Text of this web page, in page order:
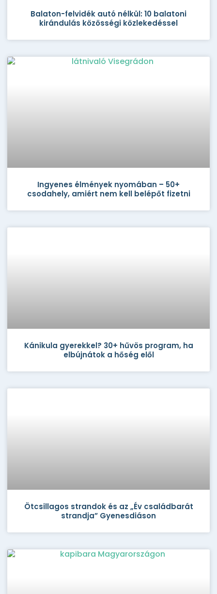
Balaton-felvidék autó nélkül: 10 balatoni
kirándulás közösségi közlekedéssel
Ingyenes élmények nyomában – 50+
csodahely, amiért nem kell belépőt fizetni
Kánikula gyerekkel? 30+ hűvös program, ha
elbújnátok a hőség elől
Ötcsillagos strandok és az „Év családbarát
strandja” Gyenesdiáson